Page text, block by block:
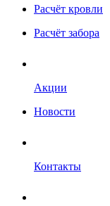
Расчёт кровли
Расчёт забора
Акции
Новости
Контакты